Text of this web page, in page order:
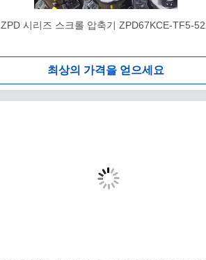
ZPD 시리즈 스크롤 압축기 ZPD67KCE-TF5-
최상의 가격을 얻으세요